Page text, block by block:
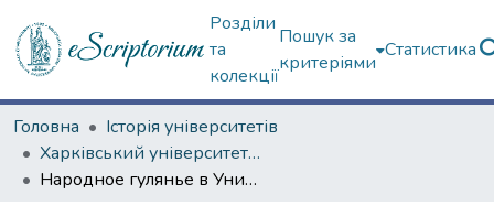
Розділи
та
колекції
Пошук за
критеріями
Статистика
Головна
Історія університетів
Харківський університет (сторінками періодичних видань)
Народное гулянье в Университетском саду 18 мая 1908 года в г.Харькове